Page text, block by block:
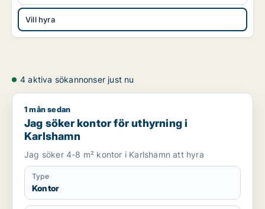
Vill hyra
4 aktiva sökannonser just nu
Jag söker kontor för uthyrning i Karlshamn
1 mån sedan
Jag söker kontor för uthyrning i
Karlshamn
Jag söker 4-8 m² kontor i Karlshamn att hyra
Type
Kontor